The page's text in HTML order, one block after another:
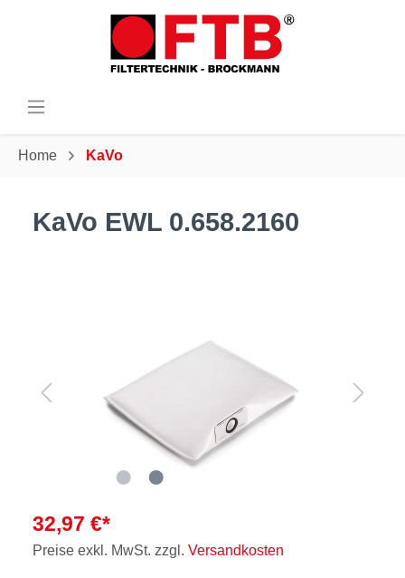
Home KaVo
KaVo EWL 0.658.2160
32,97 €*
Preise exkl. MwSt. zzgl. Versandkosten